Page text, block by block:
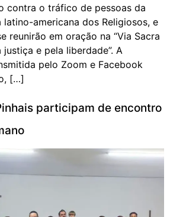
contra o tráfico de pessoas da
latino-americana dos Religiosos, e
reunirão em oração na “Via Sacra
e pela liberdade”. A
pelo Zoom e Facebook
[…]
participam de encontro